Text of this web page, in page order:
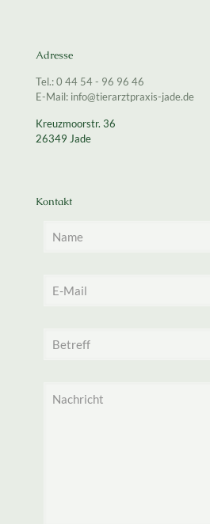
Adresse
Tel.: 0 44 54 - 96 96 46
E-Mail: info@tierarztpraxis-jade.de
Kreuzmoorstr. 36
26349 Jade
Kontakt